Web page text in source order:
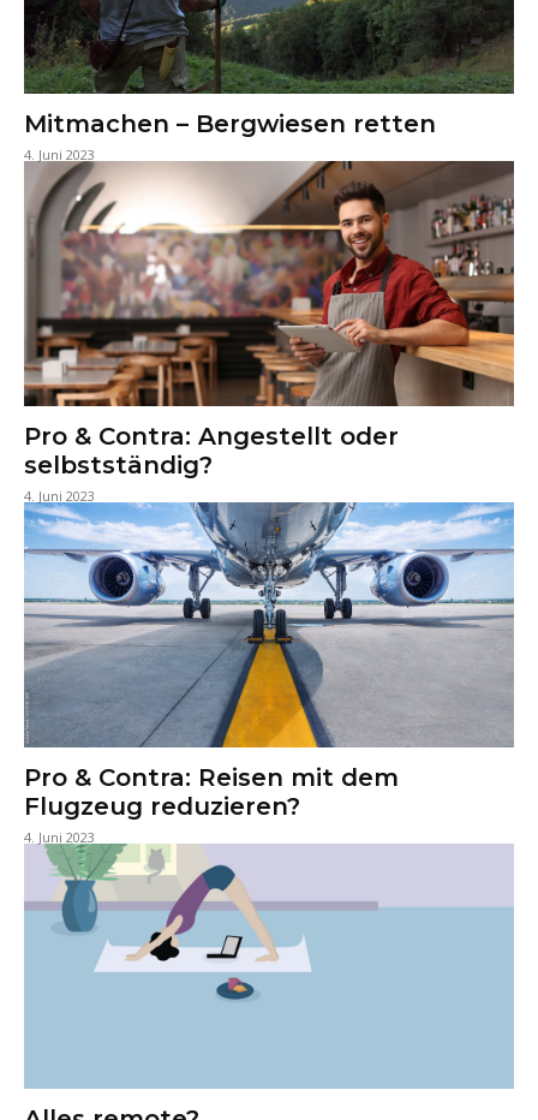
Mitmachen – Bergwiesen retten
4. Juni 2023
Pro & Contra: Angestellt oder
selbstständig?
4. Juni 2023
Pro & Contra: Reisen mit dem
Flugzeug reduzieren?
4. Juni 2023